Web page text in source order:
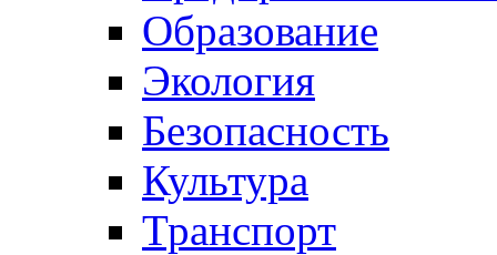
Образование
Экология
Безопасность
Культура
Транспорт